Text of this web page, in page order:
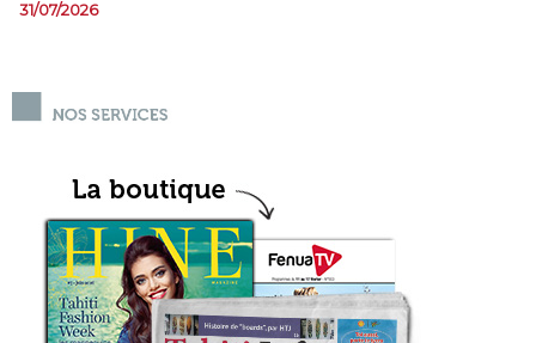
31/07/2026